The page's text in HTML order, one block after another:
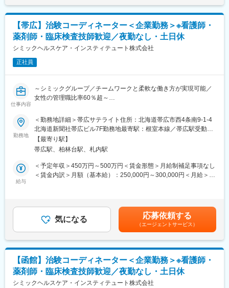
■想定されるキャリアパス
現場施術師としての経験を積み、管理者やエリアリーダー、教育
担当など多様なキャリアステップが描けます。今後も事業拡大に
伴いさらなるポジションが生まれます。
■企業の特徴/魅力
高齢化社会のニーズに応え、12期連続増収・業界トップクラスの
変更の範囲：会社の定める業務
帯広営業所には現在7名が在籍しています（所長含む）。
・所長：62歳
・年齢構成：20代～60代まで幅広く在籍
若手からベテランまで、幅広く活躍しています。
営業経験を積んで頂いた後、20年後には帯広営業所の所長をお任
せする可能性もあります。
広い業務をお任せしたいと考えています（燃料以外の仕事も含ま
れます。）
長期的な視点で成長していただける方を歓迎します。
資格や経験をお持ちの方はもちろん歓迎ですが、何よりも現場で
の実務に真摯に取り組んでいただける方を求めています。
いただける方をお待ちしています。
上下する可能性があります。月給(月額)は固定手当を含めた表記で
す。
【帯広】治験コーディネーター＜企業勤務＞※看護師・
薬剤師・臨床検査技師歓迎／夜勤なし・土日休
シミックヘルスケア・インスティテュート株式会社
正社員
仕事内容
～シミックグループ／チームワークと柔軟な働き方が実現可能／
女性の管理職比率60％超～
や私たちのQOLを向上させるべく、新しい治療法を開発する必要
があります。今回はそのための治験を実施する際の患者さんおよ
び医療機関のサポートを担う治験コーディネーター（通称CRC）
を募集しています。
・治験被験者である患者さんへの内容説明補助、ケア／相談
・治験担当医師の補助
・検査／投薬スケジュール調整、治験データの管理 など
※職場は基本的に委託されている医療機関であるため、自宅からの
奮闘する医師やスタッフなど携わる相手が多いです。現在治療法
がなく苦しんでいる患者さんに対して薬を届けられたり、最前線
で治療にあたる医師やスタッフのサポートを行え、治験が無事に
実しています。入社は原則偶数月と決まっており、同期入社者と
ともに2週間弱本社にて集合研修を行います。会社のことや業務を
遂行する上で必要な法令から実務まで座学中心でロープレを交え
勤務地
＜勤務地詳細＞帯広サテライト住所：北海道帯広市西4条南9-1-4
北海道新聞社帯広ビル7F勤務地最寄駅：根室本線／帯広駅受動喫
煙対策：屋内全面禁煙変更の範囲：会社の定める事業所
【最寄り駅】
帯広駅、柏林台駅、札内駅
給与
＜予定年収＞450万円～500万円＜賃金形態＞月給制補足事項なし
＜賃金内訳＞月額（基本給）：250,000円～300,000円＜月給＞
気になる 応募依頼する
（エージェントサービス）
【函館】治験コーディネーター＜企業勤務＞※看護師・
薬剤師・臨床検査技師歓迎／夜勤なし・土日休
シミックヘルスケア・インスティテュート株式会社